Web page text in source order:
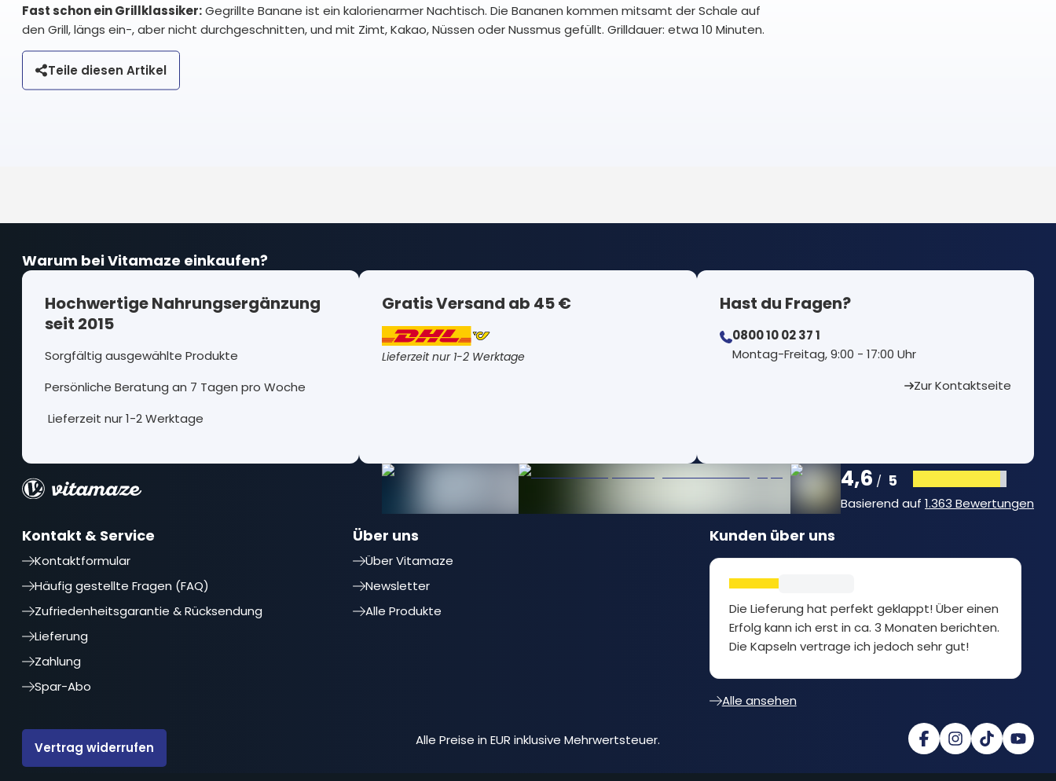
Fast schon ein Grillklassiker:Gegrillte Banane ist ein kalorienarmer Nachtisch. Die Bananen kommen mitsamt der Schale auf
den Grill, längs ein-, aber nicht durchgeschnitten, und mit Zimt, Kakao, Nüssen oder Nussmus gefüllt. Grilldauer: etwa 10 Minuten.
Teile diesen Artikel
Warum bei Vitamaze einkaufen?
Hochwertige Nahrungsergänzung
seit 2015
Sorgfältig ausgewählte Produkte
Persönliche Beratung an 7 Tagen pro Woche
Lieferzeit nur 1-2 Werktage
Gratis Versand ab 45 €
Lieferzeit nur 1-2 Werktage
Hast du Fragen?
0800 10 02 37 1
⁠Montag-Freitag, 9:00 - 17:00 Uhr
Zur Kontaktseite
4,6 / 5
Basierend auf 1.363 Bewertungen
Kontakt & Service
Kontaktformular
Häufig gestellte Fragen (FAQ)
Zufriedenheitsgarantie & Rücksendung
Lieferung
Zahlung
Spar-Abo
Über uns
Über Vitamaze
Newsletter
Alle Produkte
Kunden über uns
Die Lieferung hat perfekt geklappt! Über einen
Erfolg kann ich erst in ca. 3 Monaten berichten.
Die Kapseln vertrage ich jedoch sehr gut!
Alle ansehen
Vertrag widerrufen Alle Preise in EUR inklusive Mehrwertsteuer.